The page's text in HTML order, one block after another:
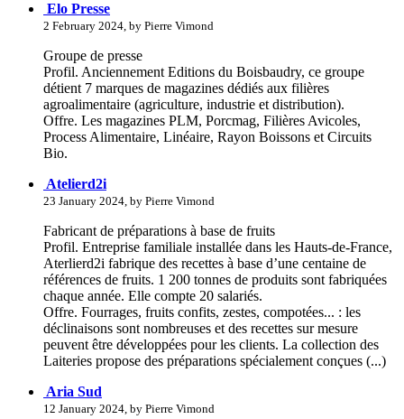
Elo Presse
2 February 2024, by Pierre Vimond
Groupe de presse
Profil. Anciennement Editions du Boisbaudry, ce groupe
détient 7 marques de magazines dédiés aux filières
agroalimentaire (agriculture, industrie et distribution).
Offre. Les magazines PLM, Porcmag, Filières Avicoles,
Process Alimentaire, Linéaire, Rayon Boissons et Circuits
Bio.
Atelierd2i
23 January 2024, by Pierre Vimond
Fabricant de préparations à base de fruits
Profil. Entreprise familiale installée dans les Hauts-de-France,
Aterlierd2i fabrique des recettes à base d’une centaine de
références de fruits. 1 200 tonnes de produits sont fabriquées
chaque année. Elle compte 20 salariés.
Offre. Fourrages, fruits confits, zestes, compotées... : les
déclinaisons sont nombreuses et des recettes sur mesure
peuvent être développées pour les clients. La collection des
Laiteries propose des préparations spécialement conçues (...)
Aria Sud
12 January 2024, by Pierre Vimond